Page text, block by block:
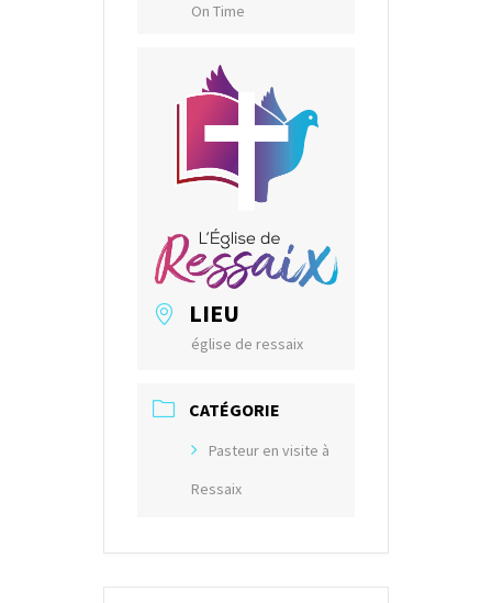
On Time
LIEU
église de ressaix
CATÉGORIE
Pasteur en visite à
Ressaix